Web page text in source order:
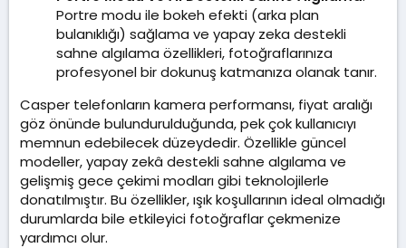
Portre modu ile bokeh efekti (arka plan
bulanıklığı) sağlama ve yapay zeka destekli
sahne algılama özellikleri, fotoğraflarınıza
profesyonel bir dokunuş katmanıza olanak tanır.
Casper telefonların kamera performansı, fiyat aralığı
göz önünde bulundurulduğunda, pek çok kullanıcıyı
memnun edebilecek düzeydedir. Özellikle güncel
modeller, yapay zekâ destekli sahne algılama ve
gelişmiş gece çekimi modları gibi teknolojilerle
donatılmıştır. Bu özellikler, ışık koşullarının ideal olmadığı
durumlarda bile etkileyici fotoğraflar çekmenize
yardımcı olur.